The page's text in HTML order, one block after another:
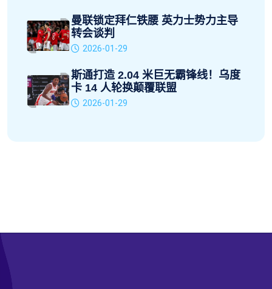
曼联锁定拜仁铁腰 英力士势力主导
转会谈判
2026-01-29
斯通打造 2.04 米巨无霸锋线！乌度
卡 14 人轮换颠覆联盟
2026-01-29